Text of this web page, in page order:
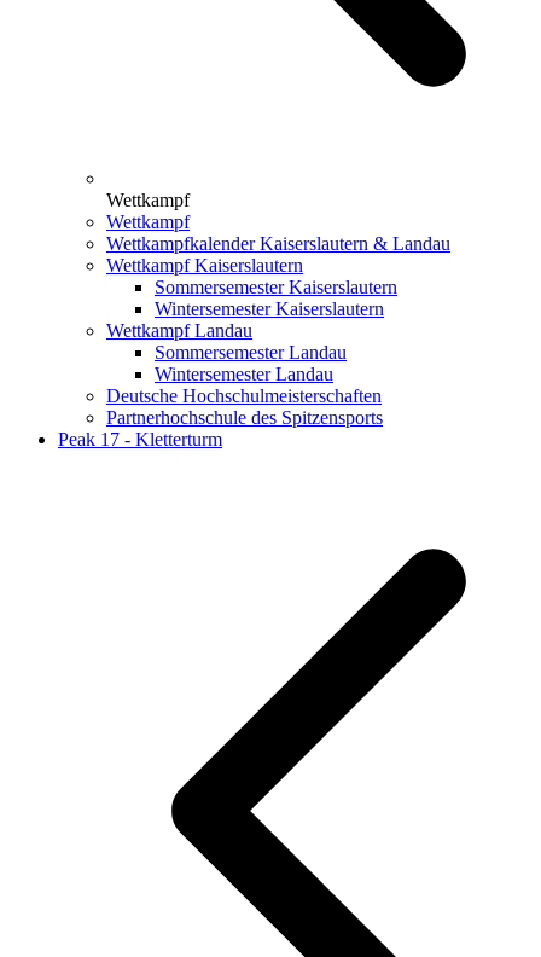
Wettkampf
Wettkampf
Wettkampfkalender Kaiserslautern & Landau
Wettkampf Kaiserslautern
Sommersemester Kaiserslautern
Wintersemester Kaiserslautern
Wettkampf Landau
Sommersemester Landau
Wintersemester Landau
Deutsche Hochschulmeisterschaften
Partnerhochschule des Spitzensports
Peak 17 - Kletterturm